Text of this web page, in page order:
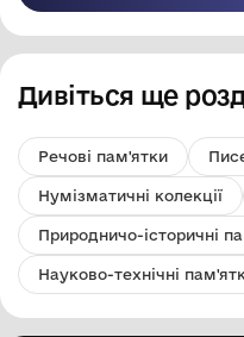
Дивіться ще
Речові пам'ятки
Нумізматичні колекції
Природничо-історичні
Науково-технічні